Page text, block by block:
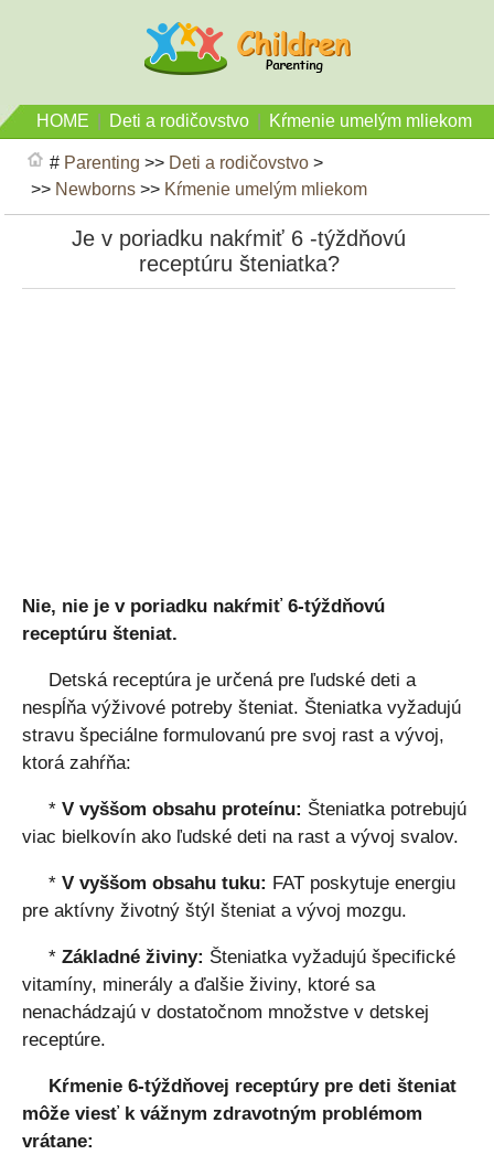
HOME Deti a rodičovstvo Kŕmenie umelým mliekom
# Parenting >> Deti a rodičovstvo >
>> Newborns >> Kŕmenie umelým mliekom
Je v poriadku nakŕmiť 6 -týždňovú
receptúru šteniatka?
Nie, nie je v poriadku nakŕmiť 6-týždňovú
receptúru šteniat.
Detská receptúra ​​je určená pre ľudské deti a
nespĺňa výživové potreby šteniat. Šteniatka vyžadujú
stravu špeciálne formulovanú pre svoj rast a vývoj,
ktorá zahŕňa:
* V vyššom obsahu proteínu: Šteniatka potrebujú
viac bielkovín ako ľudské deti na rast a vývoj svalov.
* V vyššom obsahu tuku: FAT poskytuje energiu
pre aktívny životný štýl šteniat a vývoj mozgu.
* Základné živiny: Šteniatka vyžadujú špecifické
vitamíny, minerály a ďalšie živiny, ktoré sa
nenachádzajú v dostatočnom množstve v detskej
receptúre.
Kŕmenie 6-týždňovej receptúry pre deti šteniat
môže viesť k vážnym zdravotným problémom
vrátane: